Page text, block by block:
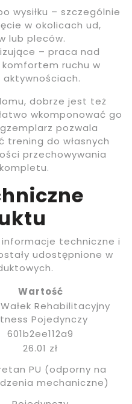
wysiłku – szczególnie
w okolicach ud,
lub pleców.
– praca nad
ruchu w
dobrze jest też
wkomponować go
pozwala
trening do własnych
przechowywania
informacje techniczne i
udostępnione w
Wartość
Rehabilitacyjny
Pojedynczy
601b2ee112a9
26.01 zł
PU (odporny na
mechaniczne)